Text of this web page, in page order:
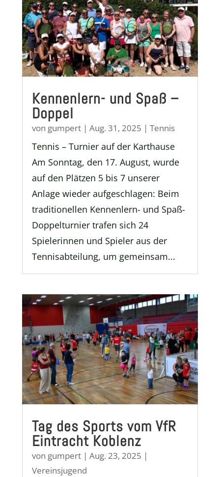
Kennenlern- und Spaß –
Doppel
von gumpert| Aug. 31, 2025 | Tennis
Tennis – Turnier auf der Karthause
Am Sonntag, den 17. August, wurde
auf den Plätzen 5 bis 7 unserer
Anlage wieder aufgeschlagen: Beim
traditionellen Kennenlern- und Spaß-
Doppelturnier trafen sich 24
Spielerinnen und Spieler aus der
Tennisabteilung, um gemeinsam...
Tag des Sports vom VfR
Eintracht Koblenz
von gumpert| Aug. 23, 2025 |
Vereinsjugend